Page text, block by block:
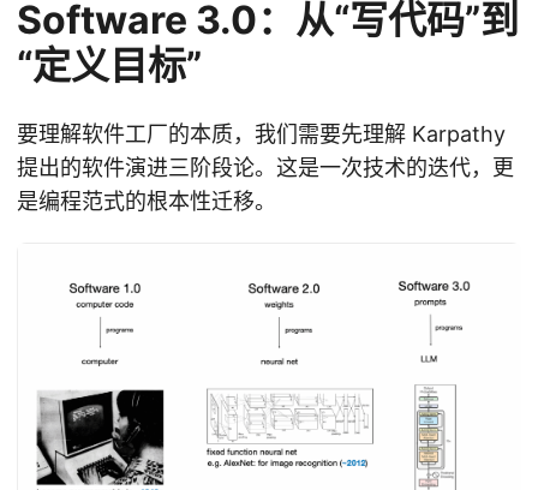
Software 3.0：从“写代码”到
“定义目标”
要理解软件工厂的本质，我们需要先理解 Karpathy
提出的软件演进三阶段论。这是一次技术的迭代，更
是编程范式的根本性迁移。